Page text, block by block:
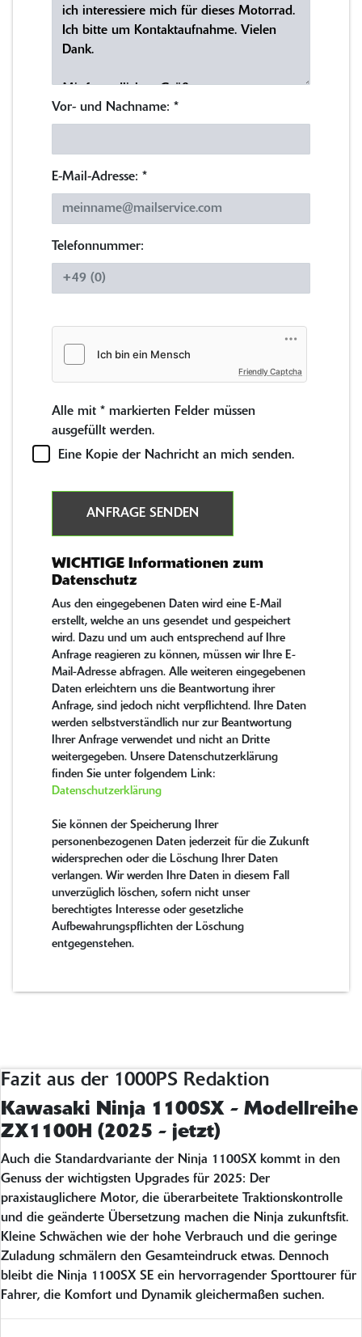
Vor- und Nachname: *
E-Mail-Adresse: *
Telefonnummer:
Friendly Captcha
Alle mit * markierten Felder müssen
ausgefüllt werden.
Eine Kopie der Nachricht an mich senden.
ANFRAGE SENDEN
WICHTIGE Informationen zum
Datenschutz
Aus den eingegebenen Daten wird eine E-Mail
erstellt, welche an uns gesendet und gespeichert
wird. Dazu und um auch entsprechend auf Ihre
Anfrage reagieren zu können, müssen wir Ihre E-
Mail-Adresse abfragen. Alle weiteren eingegebenen
Daten erleichtern uns die Beantwortung ihrer
Anfrage, sind jedoch nicht verpflichtend. Ihre Daten
werden selbstverständlich nur zur Beantwortung
Ihrer Anfrage verwendet und nicht an Dritte
weitergegeben. Unsere Datenschutzerklärung
finden Sie unter folgendem Link:
Datenschutzerklärung
Sie können der Speicherung Ihrer
personenbezogenen Daten jederzeit für die Zukunft
widersprechen oder die Löschung Ihrer Daten
verlangen. Wir werden Ihre Daten in diesem Fall
unverzüglich löschen, sofern nicht unser
berechtigtes Interesse oder gesetzliche
Aufbewahrungspflichten der Löschung
entgegenstehen.
Fazit aus der 1000PS Redaktion
Kawasaki Ninja 1100SX - Modellreihe
ZX1100H (2025 - jetzt)
Auch die Standardvariante der Ninja 1100SX kommt in den
Genuss der wichtigsten Upgrades für 2025: Der
praxistauglichere Motor, die überarbeitete Traktionskontrolle
und die geänderte Übersetzung machen die Ninja zukunftsfit.
Kleine Schwächen wie der hohe Verbrauch und die geringe
Zuladung schmälern den Gesamteindruck etwas. Dennoch
bleibt die Ninja 1100SX SE ein hervorragender Sporttourer für
Fahrer, die Komfort und Dynamik gleichermaßen suchen.